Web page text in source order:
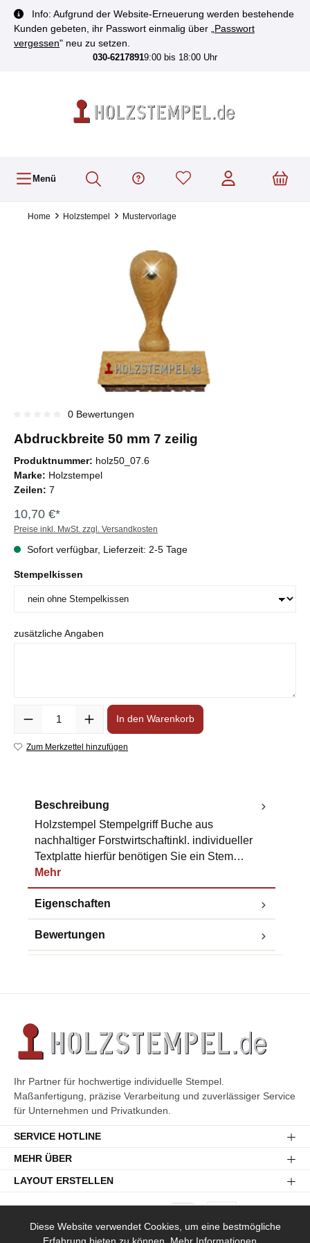
springen
Info: Aufgrund der Website-Erneuerung werden bestehende
Kunden gebeten, ihr Passwort einmalig über „ Passwort
vergessen" neu zu setzen.
030-62178919:00 bis 18:00 Uhr
Menü
Home Holzstempel Mustervorlage
0 Bewertungen
Abdruckbreite 50 mm 7 zeilig
Produktnummer: holz50_07.6
Marke: Holzstempel
Zeilen: 7
10,70 €*
Preise inkl. MwSt. zzgl. Versandkosten
Sofort verfügbar, Lieferzeit: 2-5 Tage
Stempelkissen
zusätzliche Angaben
In den Warenkorb
Zum Merkzettel hinzufügen
Beschreibung
Holzstempel Stempelgriff Buche aus
nachhaltiger Forstwirtschaftinkl. individueller
Textplatte hierfür benötigen Sie ein Stem…
Mehr
Eigenschaften
Bewertungen
Ihr Partner für hochwertige individuelle Stempel.
Maßanfertigung, präzise Verarbeitung und zuverlässiger Service
für Unternehmen und Privatkunden.
SERVICE HOTLINE
MEHR ÜBER
LAYOUT ERSTELLEN
Diese Website verwendet Cookies, um eine bestmögliche